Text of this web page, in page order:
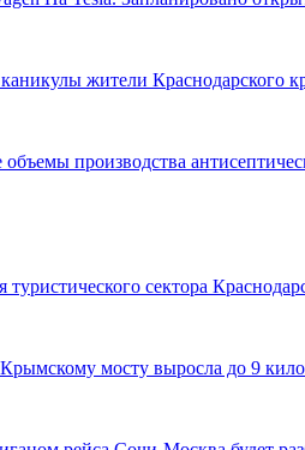
жители Краснодарского
производства
сектора
мосту выросла до 9